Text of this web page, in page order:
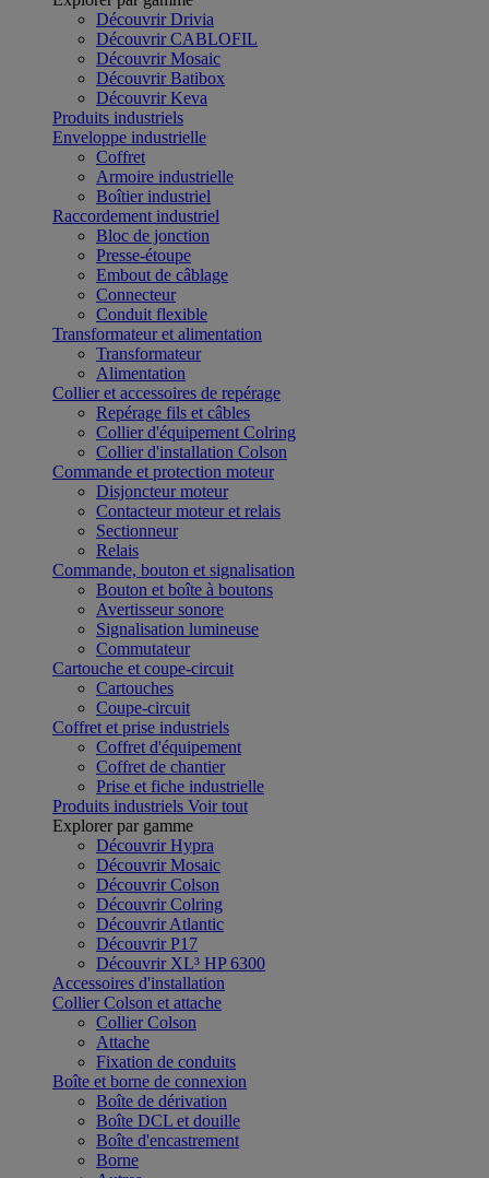
Découvrir Drivia
Découvrir CABLOFIL
Découvrir Mosaic
Découvrir Batibox
Découvrir Keva
Produits industriels
Enveloppe industrielle
Coffret
Armoire industrielle
Boîtier industriel
Raccordement industriel
Bloc de jonction
Presse-étoupe
Embout de câblage
Connecteur
Conduit flexible
Transformateur et alimentation
Transformateur
Alimentation
Collier et accessoires de repérage
Repérage fils et câbles
Collier d'équipement Colring
Collier d'installation Colson
Commande et protection moteur
Disjoncteur moteur
Contacteur moteur et relais
Sectionneur
Relais
Commande, bouton et signalisation
Bouton et boîte à boutons
Avertisseur sonore
Signalisation lumineuse
Commutateur
Cartouche et coupe-circuit
Cartouches
Coupe-circuit
Coffret et prise industriels
Coffret d'équipement
Coffret de chantier
Prise et fiche industrielle
Produits industriels Voir tout
Explorer par gamme
Découvrir Hypra
Découvrir Mosaic
Découvrir Colson
Découvrir Colring
Découvrir Atlantic
Découvrir P17
Découvrir XL³ HP 6300
Accessoires d'installation
Collier Colson et attache
Collier Colson
Attache
Fixation de conduits
Boîte et borne de connexion
Boîte de dérivation
Boîte DCL et douille
Boîte d'encastrement
Borne